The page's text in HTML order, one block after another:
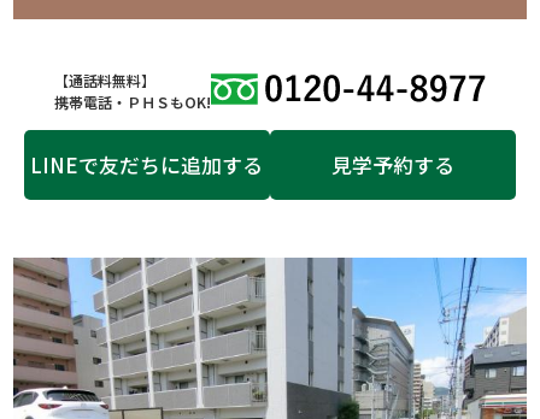
【通話料無料】
携帯電話・ＰＨＳもOK!
LINEで友だちに追加する 見学予約する